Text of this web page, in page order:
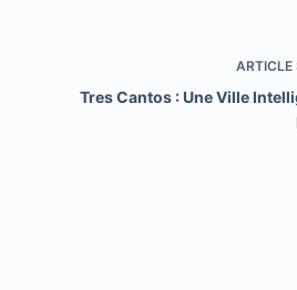
ARTICLE
Tres Cantos : Une Ville